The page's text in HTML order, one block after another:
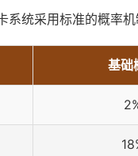
系统采用标准的概率
基础